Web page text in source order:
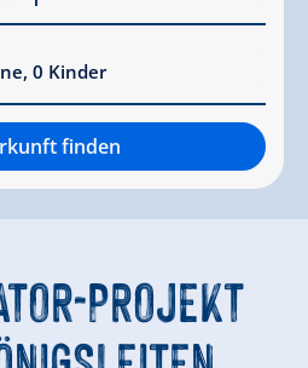
, 0 Kinder
finden
PROJEKT